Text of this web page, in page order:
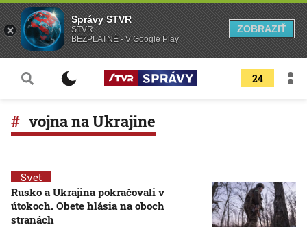
24
vojna na Ukrajine
Svet
Rusko a Ukrajina pokračovali v
útokoch. Obete hlásia na oboch
stranách
Správy STVR
STVR
BEZPLATNÉ - V Google Play
ZOBRAZIŤ